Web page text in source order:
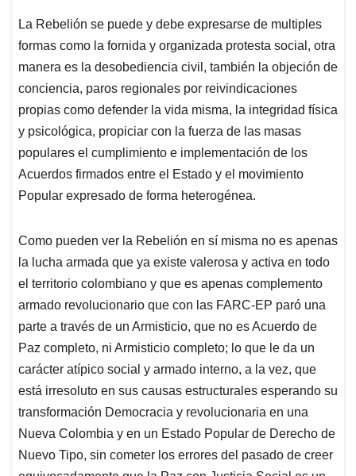
La Rebelión se puede y debe expresarse de multiples
formas como la fornida y organizada protesta social, otra
manera es la desobediencia civil, también la objeción de
conciencia, paros regionales por reivindicaciones
propias como defender la vida misma, la integridad física
y psicológica, propiciar con la fuerza de las masas
populares el cumplimiento e implementación de los
Acuerdos firmados entre el Estado y el movimiento
Popular expresado de forma heterogénea.
Como pueden ver la Rebelión en sí misma no es apenas
la lucha armada que ya existe valerosa y activa en todo
el territorio colombiano y que es apenas complemento
armado revolucionario que con las FARC-EP paró una
parte a través de un Armisticio, que no es Acuerdo de
Paz completo, ni Armisticio completo; lo que le da un
carácter atípico social y armado interno, a la vez, que
está irresoluto en sus causas estructurales esperando su
transformación Democracia y revolucionaria en una
Nueva Colombia y en un Estado Popular de Derecho de
Nuevo Tipo, sin cometer los errores del pasado de creer